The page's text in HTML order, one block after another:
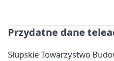
Przydatne dane
Słupskie Towarzystwo